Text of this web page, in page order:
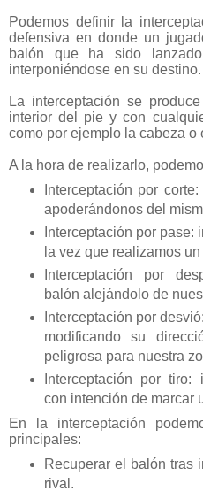
Podemos definir la
defensiva en donde un
balón que ha sido
interponiéndose en su destino.
La interceptación se
interior del pie y con
como por ejemplo la cabeza o
A la hora de realizarlo,
Interceptación por
apoderándonos del
Interceptación por pase:
la vez que realizamos
Interceptación por
balón alejándolo de
Interceptación por
modificando su
peligrosa para nuestra
Interceptación por tiro:
con intención de marcar
En la interceptación
principales:
Recuperar el balón tras
rival.